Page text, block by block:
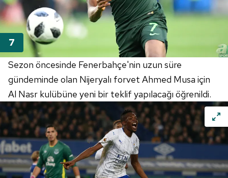
6698 sayılı Kişisel Verilerin Korunması Kanunu uyarınca
hazırlanmış Aydınlatma Metnimizi okumak ve sitemizde
ilgili mevzuata uygun olarak kullanılan çerezlerle ilgili bilgi
almak için lütfentıklayınız.
Sezon öncesinde Fenerbahçe'nin uzun süre
gündeminde olan Nijeryalı forvet Ahmed Musa için
Al Nasr kulübüne yeni bir teklif yapılacağı öğrenildi.